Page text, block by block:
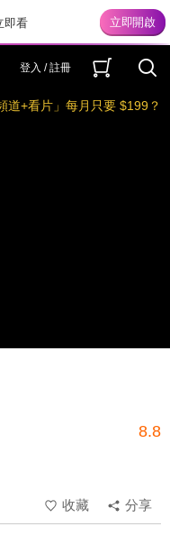
即看
登入 / 註冊
道+看片」每月只要 $199？
8.8
收藏
分享